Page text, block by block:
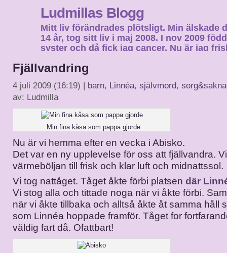
Ludmillas Blogg
Mitt liv förändrades plötsligt. Min älskade
14 år, tog sitt liv i maj 2008. I nov 2009
syster och då fick jag cancer. Nu är jag
Fjällvandring
4 juli 2009 (16:19) | barn, Linnéa, självmord,
av: Ludmilla
Min fina kåsa som pappa gjorde
Nu är vi hemma efter en vecka i Abisko.
Det var en ny upplevelse för oss att fjällvandra.
värmeböljan till frisk och klar luft och midnattssol.
Vi tog nattåget. Tåget åkte förbi platsen där
Vi stog alla och tittade noga när vi åkte förbi.
när vi åkte tillbaka och alltså åkte åt samma håll
som Linnéa hoppade framför. Tåget for
väldig fart då. Ofattbart!